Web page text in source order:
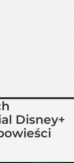
Disney+